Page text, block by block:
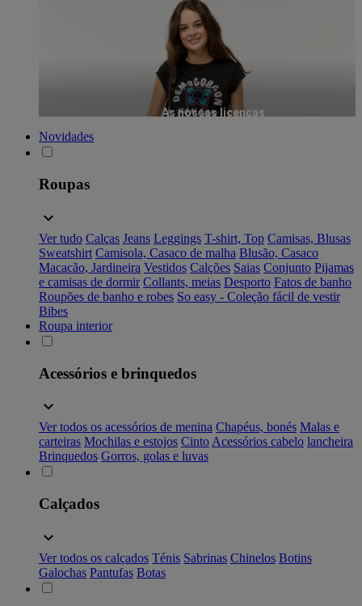
As nossas licenças
Novidades
Roupas
Ver tudo Calças Jeans Leggings T-shirt, Top Camisas, Blusas
Sweatshirt Camisola, Casaco de malha Blusão, Casaco
Macacão, Jardineira Vestidos Calções Saias Conjunto Pijamas
e camisas de dormir Collants, meias Desporto Fatos de banho
Roupões de banho e robes So easy - Coleção fácil de vestir
Bibes
Roupa interior
Acessórios e brinquedos
Ver todos os acessórios de menina Chapéus, bonés Malas e
carteiras Mochilas e estojos Cinto Acessórios cabelo lancheira
Brinquedos Gorros, golas e luvas
Calçados
Ver todos os calçados Ténis Sabrinas Chinelos Botins
Galochas Pantufas Botas